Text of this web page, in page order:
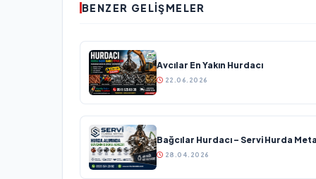
BENZER GELIŞMELER
Avcılar En Yakın Hurdacı
22.06.2026
Bağcılar Hurdacı – Servi Hurda
28.04.2026